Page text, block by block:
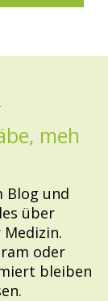
meh
Blog und
über
oder
bleiben